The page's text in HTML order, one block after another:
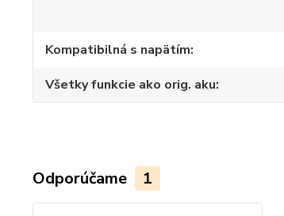
Kompatibilná s napätím
Všetky funkcie ako orig. aku
Odporúčame 1